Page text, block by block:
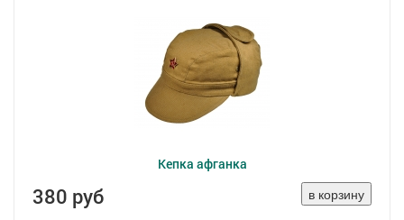
Кепка афганка
380 руб